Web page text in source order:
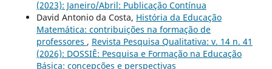
(2023): Janeiro/Abril: Publicação Contínua
David Antonio da Costa, História da Educação
Matemática: contribuições na formação de
professores , Revista Pesquisa Qualitativa: v. 14 n. 41
(2026): DOSSIÊ: Pesquisa e Formação na Educação
Básica: concepções e perspectivas